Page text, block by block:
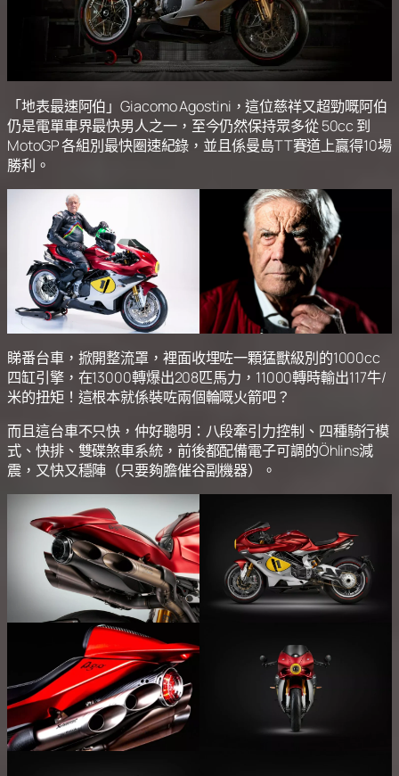
「地表最速阿伯」Giacomo Agostini，這位慈祥又超勁嘅阿伯
仍是電單車界最快男人之一，至今仍然保持眾多從 50cc 到
MotoGP 各組別最快圈速紀錄，並且係曼島TT賽道上贏得10場
勝利。
睇番台車，掀開整流罩，裡面收埋咗一顆猛獸級別的1000cc
四缸引擎，在13000轉爆出208匹馬力，11000轉時輸出117牛/
米的扭矩！這根本就係裝咗兩個輪嘅火箭吧？
而且這台車不只快，仲好聰明：八段牽引力控制、四種騎行模
式、快排、雙碟煞車系統，前後都配備電子可調的Öhlins減
震，又快又穩陣（只要夠膽催谷副機器）。